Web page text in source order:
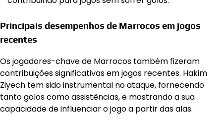
Principais desempenhos de Marrocos em jogos
recentes
Os jogadores-chave de Marrocos também fizeram
contribuições significativas em jogos recentes. Hakim
Ziyech tem sido instrumental no ataque, fornecendo
tanto golos como assistências, e mostrando a sua
capacidade de influenciar o jogo a partir das alas.